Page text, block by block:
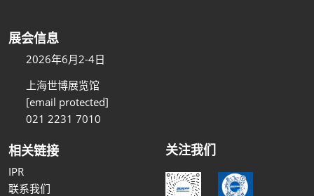
展会信息
2026年6月2-4日
上海世博展览馆
[email protected]
021 2231 7010
相关链接
IPR
联系我们
关注我们